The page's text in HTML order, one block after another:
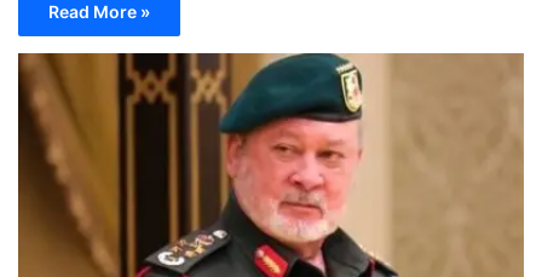
Read More »